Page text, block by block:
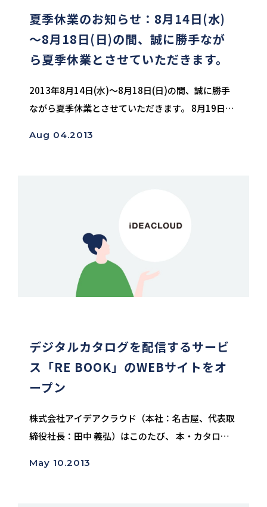
夏季休業のお知らせ：8月14日(水)
～8月18日(日)の間、誠に勝手なが
ら夏季休業とさせていただきます。
2013年8月14日(水)～8月18日(日)の間、誠に勝手
ながら夏季休業とさせていただきます。 8月19日
たしますが、何卒ご了承くださいますようお願いい
Aug 04.2013
デジタルカタログを配信するサービ
ス「RE BOOK」のWEBサイトをオ
ープン
株式会社アイデアクラウド（本社：名古屋、代表取
締役社長：田中 義弘）はこのたび、 本・カタロ
してWEB上で閲覧できるサービス 「RE BOOK」の
May 10.2013